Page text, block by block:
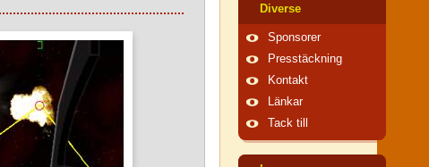
Diverse
Sponsorer
Presstäckning
Kontakt
Länkar
Tack till